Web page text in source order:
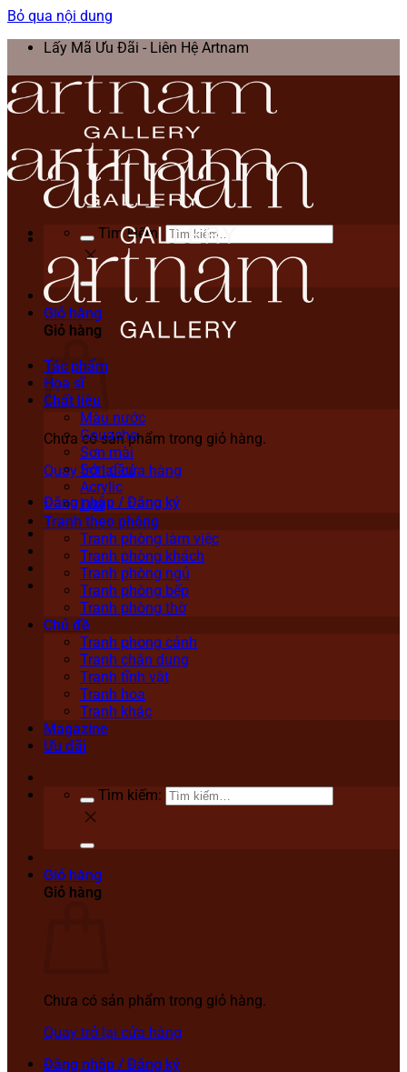
Bỏ qua nội dung
Lấy Mã Ưu Đãi - Liên Hệ Artnam
Tìm kiếm:
Giỏ hàng
Giỏ hàng
Chưa có sản phẩm trong giỏ hàng.
Quay trở lại cửa hàng
Đăng nhập / Đăng ký
Tác phẩm
Họa sĩ
Chất liệu
Màu nước
Gouache
Sơn mài
Sơn dầu
Acrylic
Lụa
Tranh theo phòng
Tranh phòng làm việc
Tranh phòng khách
Tranh phòng ngủ
Tranh phòng bếp
Tranh phòng thờ
Chủ đề
Tranh phong cảnh
Tranh chân dung
Tranh tĩnh vật
Tranh hoa
Tranh khác
Magazine
Ưu đãi
Tìm kiếm:
Giỏ hàng
Giỏ hàng
Chưa có sản phẩm trong giỏ hàng.
Quay trở lại cửa hàng
Đăng nhập / Đăng ký